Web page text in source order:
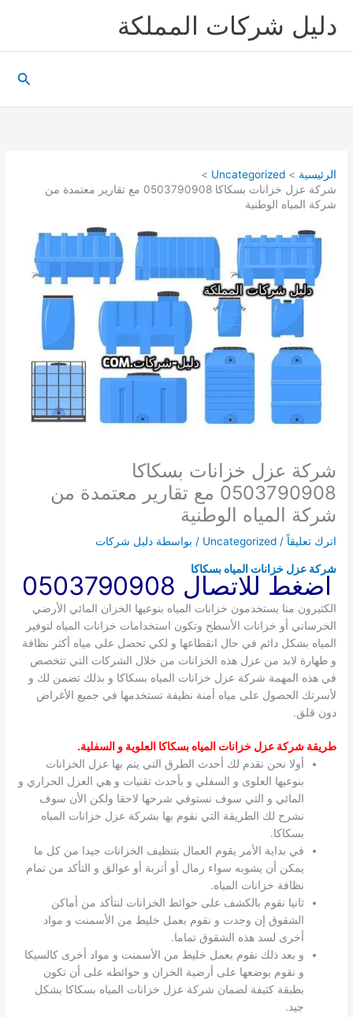
دليل شركات المملكة
الرئيسية
Uncategorized
شركة عزل خزانات بسكاكا 0503790908 مع تقارير معتمدة من
شركة المياه الوطنية
شركة عزل خزانات بسكاكا
0503790908 مع تقارير معتمدة من
شركة المياه الوطنية
اترك تعليقاً /
Uncategorized / بواسطة دليل شركات
شركة عزل خزانات المياه بسكاكا
اضغط للاتصال 0503790908
الكثيرون منا يستخدمون خزانات المياه بنوعيها الخزان المائي الأرضي
الخرساني أو خزانات الأسطح وتكون استخدامات خزانات المياه لتوفير
المياه بشكل دائم في حال انقطاعها و لكي تحصل على مياه أكثر نظافة
و طهارة لابد من عزل هذه الخزانات من خلال الشركات التي تتخصص
في هذه المهمة شركة عزل خزانات المياه بسكاكا و بذلك تضمن لك و
لأسرتك الحصول على مياه أمنة نظيفة تستخدمها في جميع الأغراض
دون قلق.
طريقة شركة عزل خزانات المياه بسكاكا العلوية و السفلية.
أولا نحن نقدم لك أحدث الطرق التي يتم بها عزل الخزانات
بنوعيها العلوى و السفلي و بأحدث تقنيات و هي العزل الحراري و
المائي و التي سوف نستوفي شرحها لاحقا ولكن الأن سوف
نشرح لك الطريقة التي نقوم بها بشركة عزل خزانات المياه
بسكاكا.
في بداية الأمر يقوم العمال بتنظيف الخزانات جيدا من كل ما
يمكن أن يشوبه سواء رمال أو أتربة أو عوالق و التأكد من تمام
نظافة خزانات المياه.
ثانيا نقوم بالكشف على حوائط الخزانات لنتأكد من أماكن
الشقوق إن وجدت و نقوم بعمل خليط من الأسمنت و مواد
أخرى لسد هذه الشقوق تماما.
و بعد ذلك نقوم بعمل خليط من الأسمنت و مواد أخرى كالسيكا
و نقوم بوضعها على أرضية الخزان و حوائطه على أن تكون
بطبقة كثيفة لضمان شركة عزل خزانات المياه بسكاكا بشكل
جيد.